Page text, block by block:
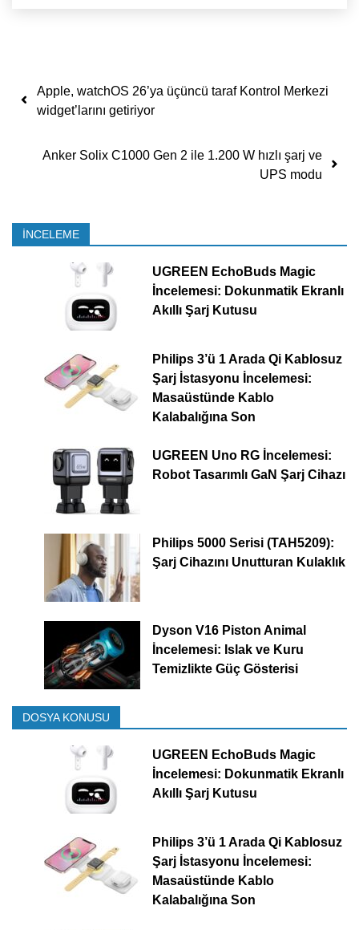
Yazı dolaşımı
Apple, watchOS 26’ya üçüncü taraf Kontrol Merkezi
widget’larını getiriyor
Anker Solix C1000 Gen 2 ile 1.200 W hızlı şarj ve
UPS modu
İNCELEME
UGREEN EchoBuds Magic
İncelemesi: Dokunmatik Ekranlı
Akıllı Şarj Kutusu
Philips 3’ü 1 Arada Qi Kablosuz
Şarj İstasyonu İncelemesi:
Masaüstünde Kablo
Kalabalığına Son
UGREEN Uno RG İncelemesi:
Robot Tasarımlı GaN Şarj Cihazı
Philips 5000 Serisi (TAH5209):
Şarj Cihazını Unutturan Kulaklık
Dyson V16 Piston Animal
İncelemesi: Islak ve Kuru
Temizlikte Güç Gösterisi
DOSYA KONUSU
UGREEN EchoBuds Magic
İncelemesi: Dokunmatik Ekranlı
Akıllı Şarj Kutusu
Philips 3’ü 1 Arada Qi Kablosuz
Şarj İstasyonu İncelemesi:
Masaüstünde Kablo
Kalabalığına Son